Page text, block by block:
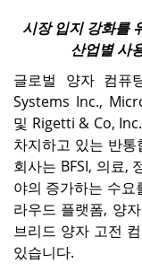
시장 입지 강화를
산업별 사
글로벌 양자 컴퓨
Systems Inc.,
및 Rigetti & Co,
차지하고 있는 반
회사는 BFSI, 의료,
야의 증가하는 수요
라우드 플랫폼, 양
브리드 양자 고전
있습니다.